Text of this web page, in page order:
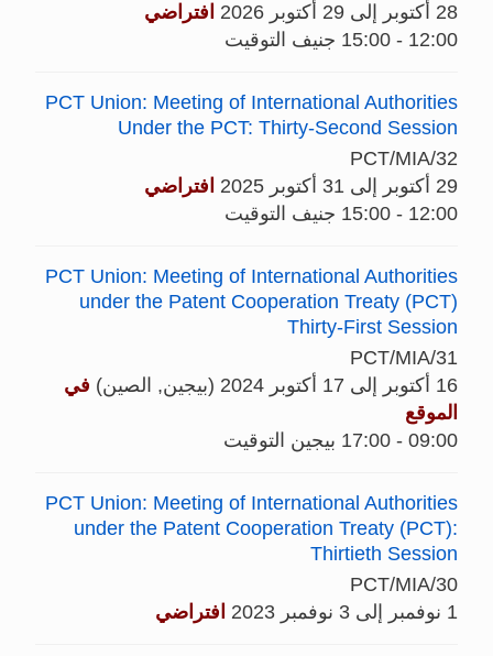
28 أكتوبر إلى 29 أكتوبر 2026
افتراضي
12:00 - 15:00 جنيف التوقيت
PCT Union: Meeting of International Authorities
Under the PCT: Thirty-Second Session
PCT/MIA/32
29 أكتوبر إلى 31 أكتوبر 2025
افتراضي
12:00 - 15:00 جنيف التوقيت
PCT Union: Meeting of International Authorities
under the Patent Cooperation Treaty (PCT)
Thirty-First Session
PCT/MIA/31
16 أكتوبر إلى 17 أكتوبر 2024 (بيجين, الصين)
في
الموقع
09:00 - 17:00 بيجين التوقيت
PCT Union: Meeting of International Authorities
under the Patent Cooperation Treaty (PCT):
Thirtieth Session
PCT/MIA/30
1 نوفمبر إلى 3 نوفمبر 2023
افتراضي